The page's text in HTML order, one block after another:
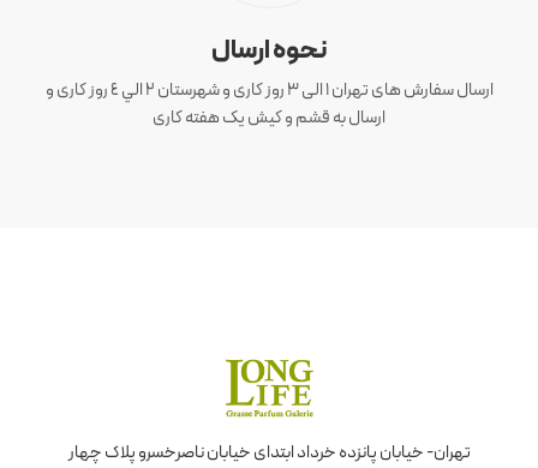
نحوه ارسال
ارسال سفارش های تهران 1 الی 3 روز کاری و شهرستان ٢ الي ٤ روز کاری و
ارسال به قشم و کیش یک هفته کاری
تهران- خیابان پانزده خرداد ابتدای خیابان ناصرخسرو پلاک چهار